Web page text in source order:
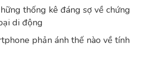
thống kê đáng sợ về chứng
di động
phản ánh thế nào về tính